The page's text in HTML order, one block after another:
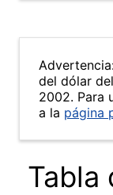
del dólar
2002. Para
a la página
Tabla